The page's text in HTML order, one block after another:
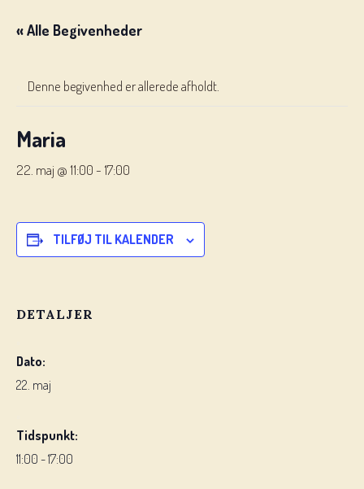
« Alle Begivenheder
Denne begivenhed er allerede afholdt.
Maria
22. maj @ 11:00 -17:00
TILFØJ TIL KALENDER
DETALJER
Dato:
22. maj
Tidspunkt:
11:00 - 17:00